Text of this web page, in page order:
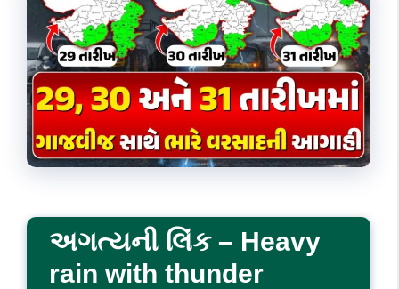
અગત્યની લિંક– Heavy
rain with thunder